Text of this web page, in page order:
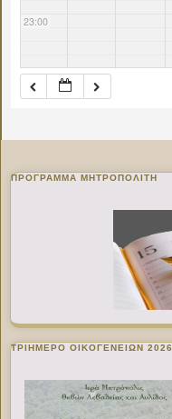
23:00
ΠΡΌΓΡΑΜΜΑ ΜΗΤΡΟΠΟΛΊΤΗ
ΤΡΙΗΜΕΡΟ ΟΙΚΟΓΕΝΕΙΩΝ 2026